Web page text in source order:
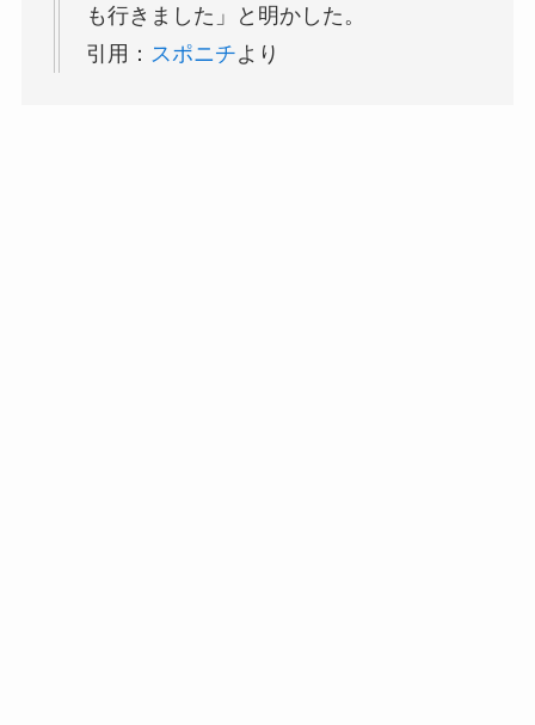
も行きました」と明かした。
引用： スポニチより